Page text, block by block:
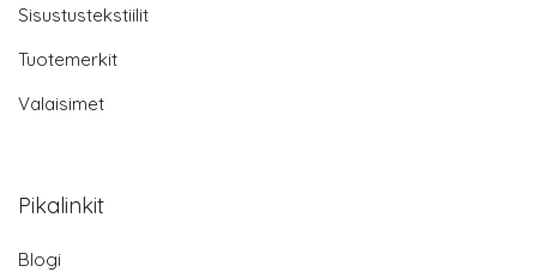
Sisustustekstiilit
Tuotemerkit
Valaisimet
Pikalinkit
Blogi